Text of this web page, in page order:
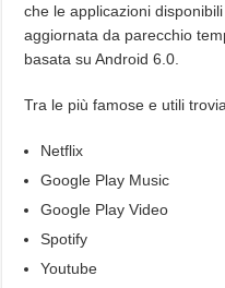
che le applicazioni
aggiornata da parecchio
basata su Android 6.0.
Tra le più famose e utili
Netflix
Google Play Music
Google Play Video
Spotify
Youtube